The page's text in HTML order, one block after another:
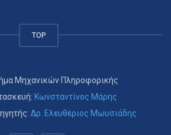
TOP
Μηχανικών Πληροφορικής
Κωνσταντίνος Μάρης
Δρ. Ελευθέριος Μωυσιάδης